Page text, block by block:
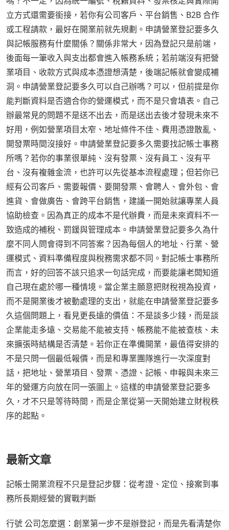
立方式還需要銜接，若你有公司客戶、平台銷售、B2B 合作
或工程請款，最好在開業前就先規劃。申請營業登記要多久
與記帳服務有什麼關係？關係非常大，因為登記只是前端，
後面每一筆收入與支出都會進入帳務系統；若前端沒有把營
業項目、收款方式與成本憑證想清楚，後端記帳就會變成補
洞。申請營業登記要多久可以自己辦嗎？可以，但前提是你
能判斷資料是否適合你的營運模式，而不是只會填表。自己
辦最常見的問題不是送不出去，而是送出去後才發現未來不
好用，例如營業項目太窄、地址條件不佳、費用憑證散亂、
開發票時間沒接好。申請營業登記要多久需要找記帳士事務
所嗎？若你的事業很單純、沒有發票、沒有員工、沒有平
台、沒有複雜金流，也許可以先從基本流程處理；但若你已
經有公司客戶、需要報價、要開發票、會聘人、會外包、會
進貨、會做廣告、會跨平台銷售，建議一開始就讓專業人員
協助檢查。因為真正的成本不是代辦費，而是未來資料不一
致造成的補稅、罰鍰與管理成本。申請營業登記要多久為什
麼不同人問會得到不同答案？因為每個人的地址、行業、營
運模式、資料準備程度與稅務需求都不同。對記帳士事務所
而言，好的回答不該只追求一句話完成，而要能讓老闆知道
自己現在處於哪一種情境。當企業主願意把財稅視為投資，
而不是開業後才被動處理的支出，就能在申請營業登記要多
久這個問題上，看見更長遠的價值：不是談多少錢，而是談
企業能走多遠、交易能不能被支持、帳務能不能被查核、未
來擴張時結構是否清楚。若你正在準備開業，最值得安排的
不是只問一個最低報價，而是和專業團隊進行一次深度對
話，把地址、營業項目、發票、憑證、記帳、申報與未來三
年的營運方向放在同一張圖上。這樣的申請營業登記要多
久，才不只是等待時間，而是企業從第一天開始建立財稅秩
序的起點。
最新文章
記帳士開業流程不只是登記步驟：從考證、定位、接案到事
務所長期經營的實戰判斷
行號 公司怎麼選：創業第一步不是辦登記，而是先看清楚你